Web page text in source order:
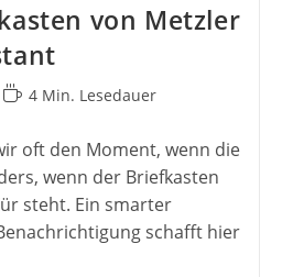
von Metzler
Lesedauer:
4 Min. Lesedauer
oft den Moment, wenn die
wenn der Briefkasten
steht. Ein smarter
schafft hier